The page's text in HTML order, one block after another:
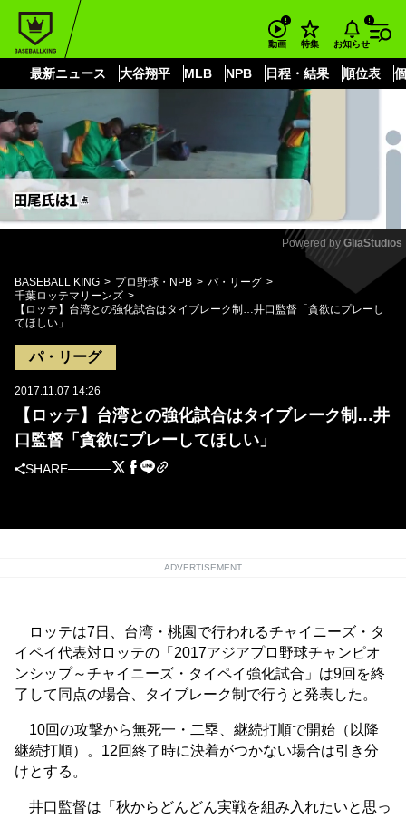
動画 特集 お知らせ
最新ニュース 大谷翔平 MLB NPB 日程・結果 順位表
もっと見る
Mute
Powered by GliaStudios
BASEBALL KING プロ野球・NPB
パ・リーグ
千葉ロッテマリーンズ
【ロッテ】台湾との強化試合はタイブレーク制…井口監督「貪欲にプレーし
てほしい」
パ・リーグ
2017.11.07 14:26
【ロッテ】台湾との強化試合はタイブレーク制…井
口監督「貪欲にプレーしてほしい」
SHARE
ADVERTISEMENT
ロッテは7日、台湾・桃園で行われるチャイニーズ・タ
イペイ代表対ロッテの「2017アジアプロ野球チャンピオ
ンシップ～チャイニーズ・タイペイ強化試合」は9回を終
了して同点の場合、タイブレーク制で行うと発表した。
10回の攻撃から無死一・二塁、継続打順で開始（以降
継続打順）。12回終了時に決着がつかない場合は引き分
けとする。
井口監督は「秋からどんどん実戦を組み入れたいと思っ